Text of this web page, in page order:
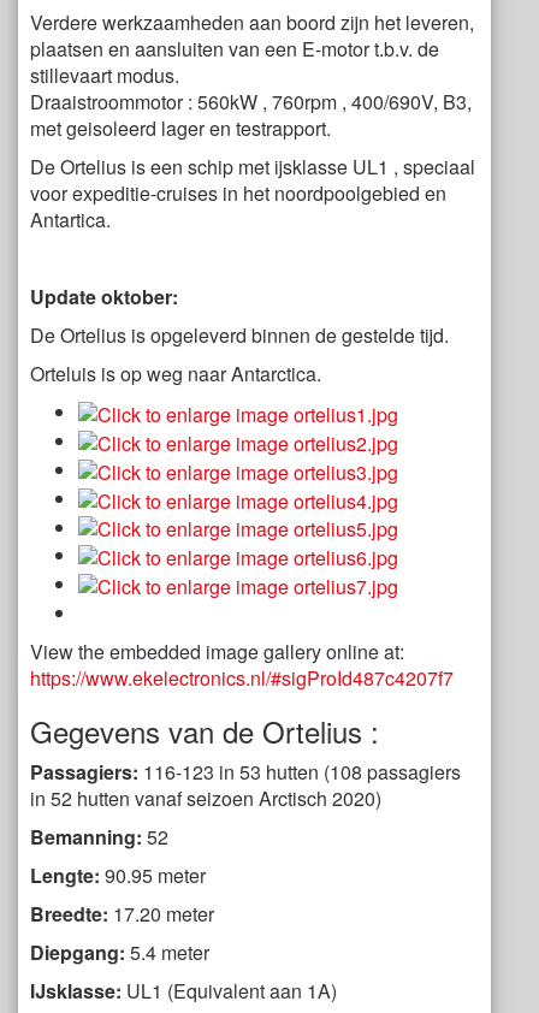
Verdere werkzaamheden aan boord zijn het leveren,
plaatsen en aansluiten van een E-motor t.b.v. de
stillevaart modus.
Draaistroommotor : 560kW , 760rpm , 400/690V, B3,
met geisoleerd lager en testrapport.
De Ortelius is een schip met ijsklasse UL1 , speciaal
voor expeditie-cruises in het noordpoolgebied en
Antartica.
Update oktober:
De Ortelius is opgeleverd binnen de gestelde tijd.
Orteluis is op weg naar Antarctica.
View the embedded image gallery online at:
https://www.ekelectronics.nl/#sigProId487c4207f7
Gegevens van de Ortelius :
Passagiers: 116-123 in 53 hutten (108 passagiers
in 52 hutten vanaf seizoen Arctisch 2020)
Bemanning: 52
Lengte: 90.95 meter
Breedte: 17.20 meter
Diepgang: 5.4 meter
IJsklasse: UL1 (Equivalent aan 1A)